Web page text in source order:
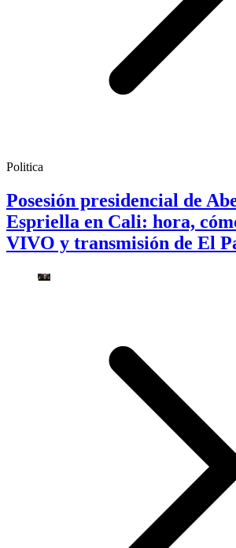
Politica
Posesión presidencial de
Espriella en Cali: hora,
VIVO y transmisión de El